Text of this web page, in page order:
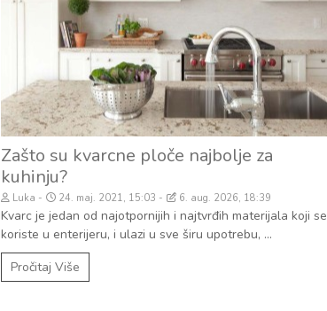
Zašto su kvarcne ploče najbolje za
kuhinju?
Luka 24. maj. 2021, 15:03 6. aug. 2026, 18:39
Kvarc je jedan od najotpornijih i najtvrđih materijala koji se
koriste u enterijeru, i ulazi u sve širu upotrebu, ...
Pročitaj Više